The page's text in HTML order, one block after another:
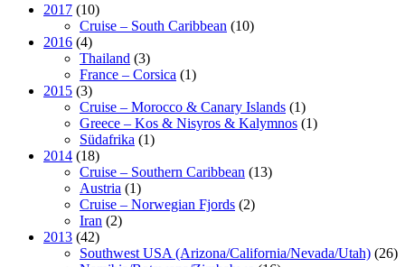
2017 (10)
Cruise – South Caribbean (10)
2016 (4)
Thailand (3)
France – Corsica (1)
2015 (3)
Cruise – Morocco & Canary Islands (1)
Greece – Kos & Nisyros & Kalymnos (1)
Südafrika (1)
2014 (18)
Cruise – Southern Caribbean (13)
Austria (1)
Cruise – Norwegian Fjords (2)
Iran (2)
2013 (42)
Southwest USA (Arizona/California/Nevada/Utah) (26)